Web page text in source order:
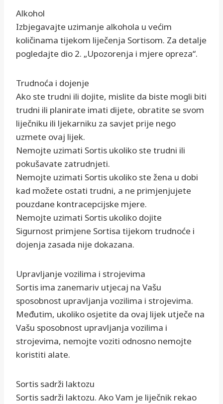
Alkohol
Izbjegavajte uzimanje alkohola u većim
količinama tijekom liječenja Sortisom. Za detalje
pogledajte dio 2. „Upozorenja i mjere opreza“.
Trudnoća i dojenje
Ako ste trudni ili dojite, mislite da biste mogli biti
trudni ili planirate imati dijete, obratite se svom
liječniku ili ljekarniku za savjet prije nego
uzmete ovaj lijek.
Nemojte uzimati Sortis ukoliko ste trudni ili
pokušavate zatrudnjeti.
Nemojte uzimati Sortis ukoliko ste žena u dobi
kad možete ostati trudni, a ne primjenjujete
pouzdane kontracepcijske mjere.
Nemojte uzimati Sortis ukoliko dojite
Sigurnost primjene Sortisa tijekom trudnoće i
dojenja zasada nije dokazana.
Upravljanje vozilima i strojevima
Sortis ima zanemariv utjecaj na Vašu
sposobnost upravljanja vozilima i strojevima.
Međutim, ukoliko osjetite da ovaj lijek utječe na
Vašu sposobnost upravljanja vozilima i
strojevima, nemojte voziti odnosno nemojte
koristiti alate.
Sortis sadrži laktozu
Sortis sadrži laktozu. Ako Vam je liječnik rekao